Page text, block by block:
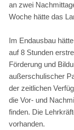
an zwei
Woche hätte das
Im Endausbau
auf 8 Stunden
Förderung und
außerschulischer
der zeitlichen
die Vor- und
finden. Die
vorhanden.